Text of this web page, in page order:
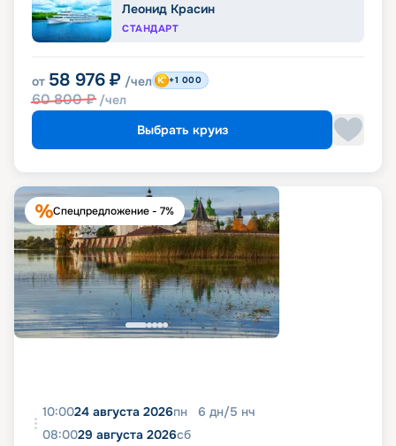
Леонид Красин
СТАНДАРТ
от 58 976 ₽ /чел
60 800₽ /чел
+1 000
Выбрать круиз
Спецпредложение - 7%
10:0024 августа 2026пн 6 дн/5 нч
08:0029 августа 2026сб